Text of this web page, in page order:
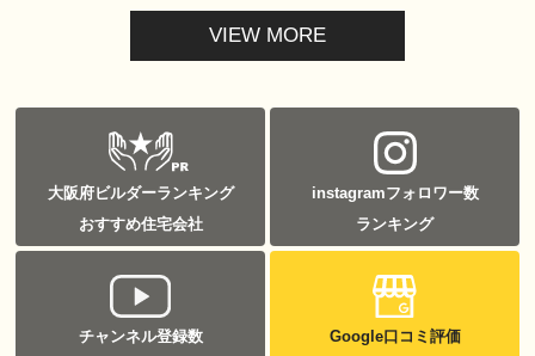
VIEW MORE
大阪府ビルダーランキング
おすすめ住宅会社
instagramフォロワー数
ランキング
チャンネル登録数
Google口コミ評価